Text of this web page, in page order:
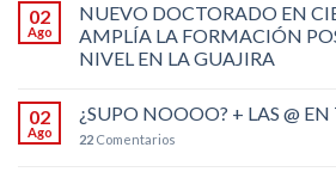
02
Ago
NUEVO DOCTORADO EN
AMPLÍA LA FORMACIÓN
NIVEL EN LA GUAJIRA
02
Ago
¿SUPO NOOOO? + LAS @
22 Comentarios